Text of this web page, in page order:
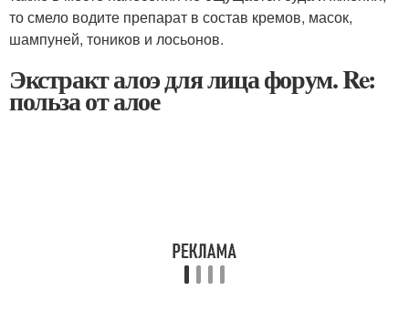
то смело водите препарат в состав кремов, масок,
шампуней, тоников и лосьонов.
Экстракт алоэ для лица форум. Re:
польза от алое